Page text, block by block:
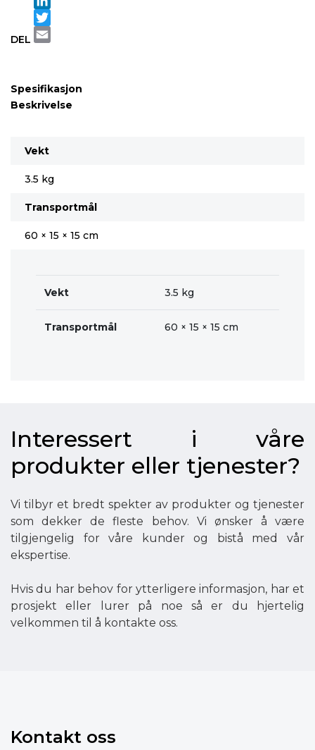
DEL
LinkedIn
Twitter
Spesifikasjon
Beskrivelse
Vekt
3.5 kg
Transportmål
60 × 15 × 15 cm
Vekt 3.5 kg
Transportmål 60 × 15 × 15 cm
Interessert i våre
produkter eller tjenester?
Vi tilbyr et bredt spekter av produkter og tjenester
som dekker de fleste behov. Vi ønsker å være
tilgjengelig for våre kunder og bistå med vår
ekspertise.
Hvis du har behov for ytterligere informasjon, har et
prosjekt eller lurer på noe så er du hjertelig
velkommen til å kontakte oss.
Kontakt oss